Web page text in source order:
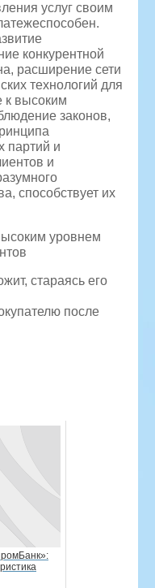
услуг своим
конкурентной
расширение сети
технологий для
к высоким
законов,
партий и
и
способствует их
уровнем
стараясь его
после